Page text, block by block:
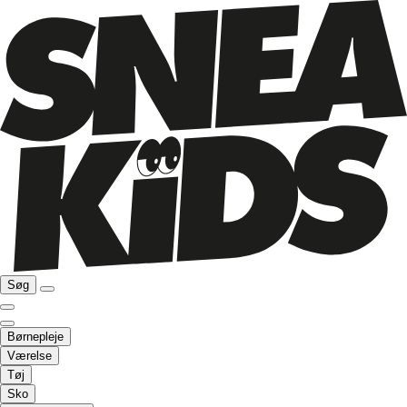
Søg
Børnepleje
Værelse
Tøj
Sko